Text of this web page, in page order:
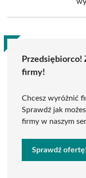
Przedsiębiorco!
firmy!
Chcesz wyróżnić
Sprawdź jak
firmy w naszym
Sprawdź